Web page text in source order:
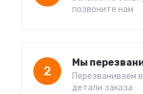
позвоните нам
2
Мы
Перезваниваем
детали заказа